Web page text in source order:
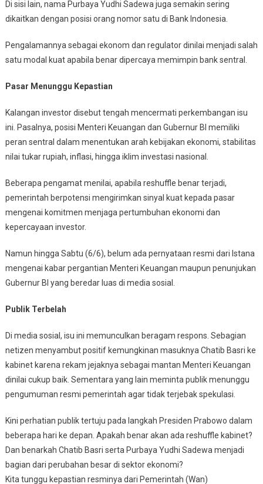
Di sisi lain, nama Purbaya Yudhi Sadewa juga semakin sering
dikaitkan dengan posisi orang nomor satu di Bank Indonesia.
Pengalamannya sebagai ekonom dan regulator dinilai menjadi salah
satu modal kuat apabila benar dipercaya memimpin bank sentral.
Pasar Menunggu Kepastian
Kalangan investor disebut tengah mencermati perkembangan isu
ini. Pasalnya, posisi Menteri Keuangan dan Gubernur BI memiliki
peran sentral dalam menentukan arah kebijakan ekonomi, stabilitas
nilai tukar rupiah, inflasi, hingga iklim investasi nasional.
Beberapa pengamat menilai, apabila reshuffle benar terjadi,
pemerintah berpotensi mengirimkan sinyal kuat kepada pasar
mengenai komitmen menjaga pertumbuhan ekonomi dan
kepercayaan investor.
Namun hingga Sabtu (6/6), belum ada pernyataan resmi dari Istana
mengenai kabar pergantian Menteri Keuangan maupun penunjukan
Gubernur BI yang beredar luas di media sosial.
Publik Terbelah
Di media sosial, isu ini memunculkan beragam respons. Sebagian
netizen menyambut positif kemungkinan masuknya Chatib Basri ke
kabinet karena rekam jejaknya sebagai mantan Menteri Keuangan
dinilai cukup baik. Sementara yang lain meminta publik menunggu
pengumuman resmi pemerintah agar tidak terjebak spekulasi.
Kini perhatian publik tertuju pada langkah Presiden Prabowo dalam
beberapa hari ke depan. Apakah benar akan ada reshuffle kabinet?
Dan benarkah Chatib Basri serta Purbaya Yudhi Sadewa menjadi
bagian dari perubahan besar di sektor ekonomi?
Kita tunggu kepastian resminya dari Pemerintah (Wan)